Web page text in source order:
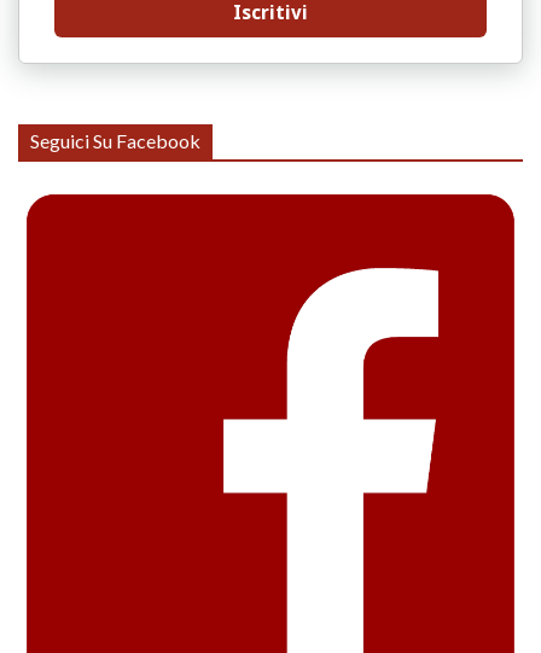
Iscritivi
Seguici Su Facebook